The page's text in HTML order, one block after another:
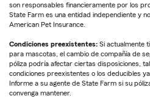
son responsables financieramente por los
State Farm es una entidad independiente y
American Pet Insurance.
Condiciones preexistentes: Si actualmente
para mascotas, el cambio de compañía de
póliza podría afectar ciertas disposiciones,
condiciones preexistentes o los deducibles
Informe a su agente de State Farm si su
convenga mantener.